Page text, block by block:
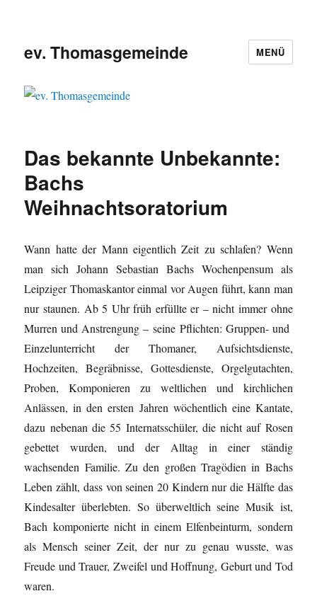
ev. Thomasgemeinde MENÜ
Das bekannte Unbekannte:
Bachs
Weihnachtsoratorium
Wann hatte der Mann eigentlich Zeit zu schlafen? Wenn
man sich Johann Sebastian Bachs Wochenpensum als
Leipziger Thomaskantor einmal vor Augen führt, kann man
nur staunen. Ab 5 Uhr früh erfüllte er – nicht immer ohne
Murren und Anstrengung – seine Pflichten: Gruppen- und
Einzelunterricht der Thomaner, Aufsichtsdienste,
Hochzeiten, Begräbnisse, Gottesdienste, Orgelgutachten,
Proben, Komponieren zu weltlichen und kirchlichen
Anlässen, in den ersten Jahren wöchentlich eine Kantate,
dazu nebenan die 55 Internatsschüler, die nicht auf Rosen
gebettet wurden, und der Alltag in einer ständig
wachsenden Familie. Zu den großen Tragödien in Bachs
Leben zählt, dass von seinen 20 Kindern nur die Hälfte das
Kindesalter überlebten. So überweltlich seine Musik ist,
Bach komponierte nicht in einem Elfenbeinturm, sondern
als Mensch seiner Zeit, der nur zu genau wusste, was
Freude und Trauer, Zweifel und Hoffnung, Geburt und Tod
waren.